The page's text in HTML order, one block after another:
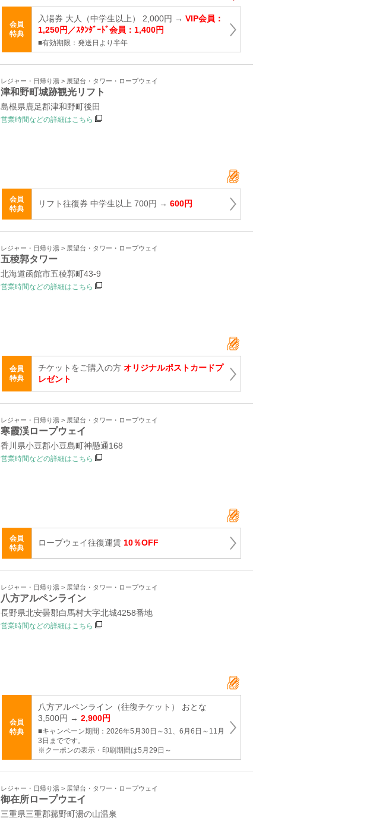
会員
特典
入場券 大人（中学生以上） 2,000円 → VIP会員：
1,250円／ｽﾀﾝﾀﾞｰﾄﾞ会員：1,400円
■有効期限：発送日より半年
レジャー・日帰り湯 > 展望台・タワー・ロープウェイ
津和野町城跡観光リフト
島根県鹿足郡津和野町後田
営業時間などの詳細はこちら
会員
特典
リフト往復券 中学生以上 700円 → 600円
レジャー・日帰り湯 > 展望台・タワー・ロープウェイ
五稜郭タワー
北海道函館市五稜郭町43‐9
営業時間などの詳細はこちら
会員
特典
チケットをご購入の方 オリジナルポストカードプ
レゼント
レジャー・日帰り湯 > 展望台・タワー・ロープウェイ
寒霞渓ロープウェイ
香川県小豆郡小豆島町神懸通168
営業時間などの詳細はこちら
会員
特典
ロープウェイ往復運賃 10％OFF
レジャー・日帰り湯 > 展望台・タワー・ロープウェイ
八方アルペンライン
長野県北安曇郡白馬村大字北城4258番地
営業時間などの詳細はこちら
会員
特典
八方アルペンライン（往復チケット） おとな
3,500円 → 2,900円
■キャンペーン期間：2026年5月30日～31、6月6日～11月
3日までです。
※クーポンの表示・印刷期間は5月29日～
レジャー・日帰り湯 > 展望台・タワー・ロープウェイ
御在所ロープウエイ
三重県三重郡菰野町湯の山温泉